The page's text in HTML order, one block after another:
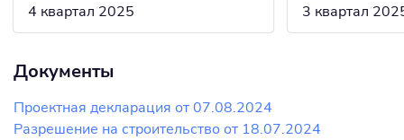
4 квартал 2025 3 квартал
Документы
Проектная декларация от 07.08.2024
Разрешение на строительство от 18.07.2024